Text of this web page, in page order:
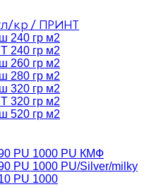
кр / ПРИНТ
240 гр м2
240 гр м2
260 гр м2
280 гр м2
320 гр м2
320 гр м2
520 гр м2
PU 1000 PU КМФ
PU 1000 PU/Silver/milky
PU 1000